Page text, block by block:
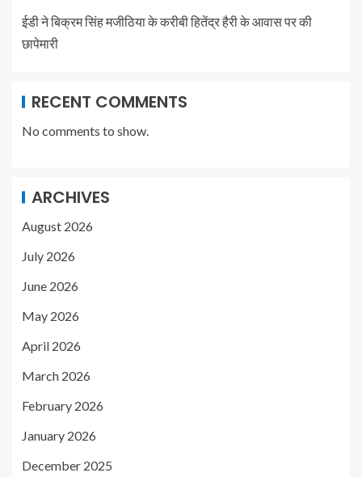
ईडी ने बिक्रम सिंह मजीठिया के करीबी हितेंद्र हैरी के आवास पर की
छापेमारी
RECENT COMMENTS
No comments to show.
ARCHIVES
August 2026
July 2026
June 2026
May 2026
April 2026
March 2026
February 2026
January 2026
December 2025